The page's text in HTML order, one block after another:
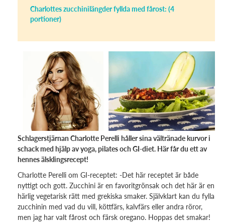
Charlottes zucchinilängder fyllda med fårost: (4
portioner)
Schlagerstjärnan Charlotte Perelli håller sina vältränade kurvor i
schack med hjälp av yoga, pilates och GI-diet. Här får du ett av
hennes älsklingsrecept!
Charlotte Perelli om GI-receptet: -Det här receptet är både
nyttigt och gott. Zucchini är en favoritgrönsak och det här är en
härlig vegetarisk rätt med grekiska smaker. Självklart kan du fylla
zucchinin med vad du vill, köttfärs, kalvfärs eller andra röror,
men jag har valt fårost och färsk oregano. Hoppas det smakar!